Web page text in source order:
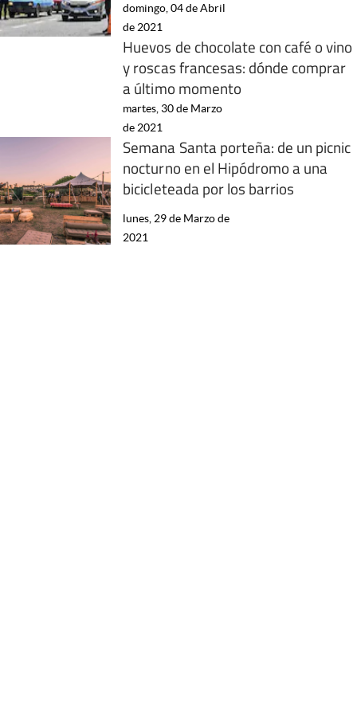
domingo, 04 de Abril
de 2021
Huevos de chocolate con café o vino
y roscas francesas: dónde comprar
a último momento
martes, 30 de Marzo
de 2021
Semana Santa porteña: de un picnic
nocturno en el Hipódromo a una
bicicleteada por los barrios
lunes, 29 de Marzo de
2021